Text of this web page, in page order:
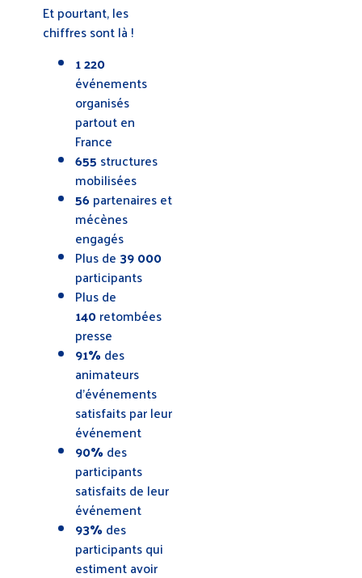
Et pourtant, les
chiffres sont là !
1 220
événements
organisés
partout en
France
655 structures
mobilisées
56 partenaires et
mécènes
engagés
Plus de39 000
participants
Plus de
140retombées
presse
91% des
animateurs
d’événements
satisfaits par leur
événement
90% des
participants
satisfaits de leur
événement
93% des
participants qui
estiment avoir